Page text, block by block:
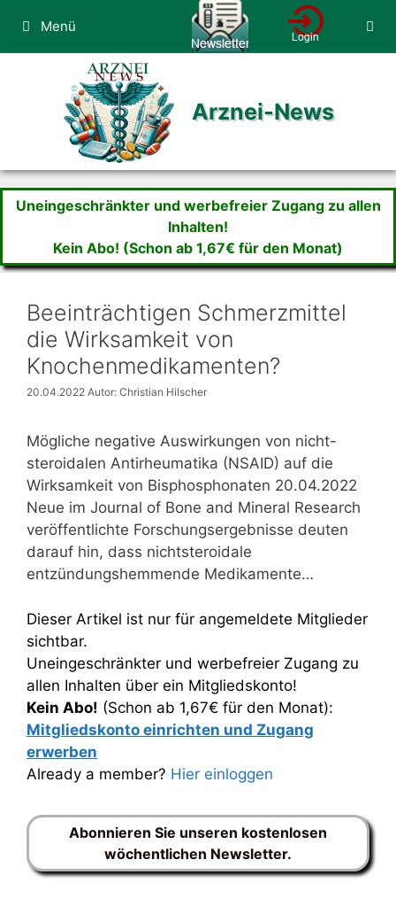
Inhalt
springen
Menü
Arznei-News
Uneingeschränkter und werbefreier Zugang zu allen
Inhalten!
Kein Abo! (Schon ab 1,67€ für den Monat)
Beeinträchtigen Schmerzmittel
die Wirksamkeit von
Knochenmedikamenten?
20.04.2022 Autor: Christian Hilscher
Mögliche negative Auswirkungen von nicht-
steroidalen Antirheumatika (NSAID) auf die
Wirksamkeit von Bisphosphonaten 20.04.2022
Neue im Journal of Bone and Mineral Research
veröffentlichte Forschungsergebnisse deuten
darauf hin, dass nichtsteroidale
entzündungshemmende Medikamente…
Dieser Artikel ist nur für angemeldete Mitglieder
sichtbar.
Uneingeschränkter und werbefreier Zugang zu
allen Inhalten über ein Mitgliedskonto!
Kein Abo! (Schon ab 1,67€ für den Monat):
Mitgliedskonto einrichten und Zugang
erwerben
Already a member? Hier einloggen
Abonnieren Sie unseren kostenlosen
wöchentlichen Newsletter.